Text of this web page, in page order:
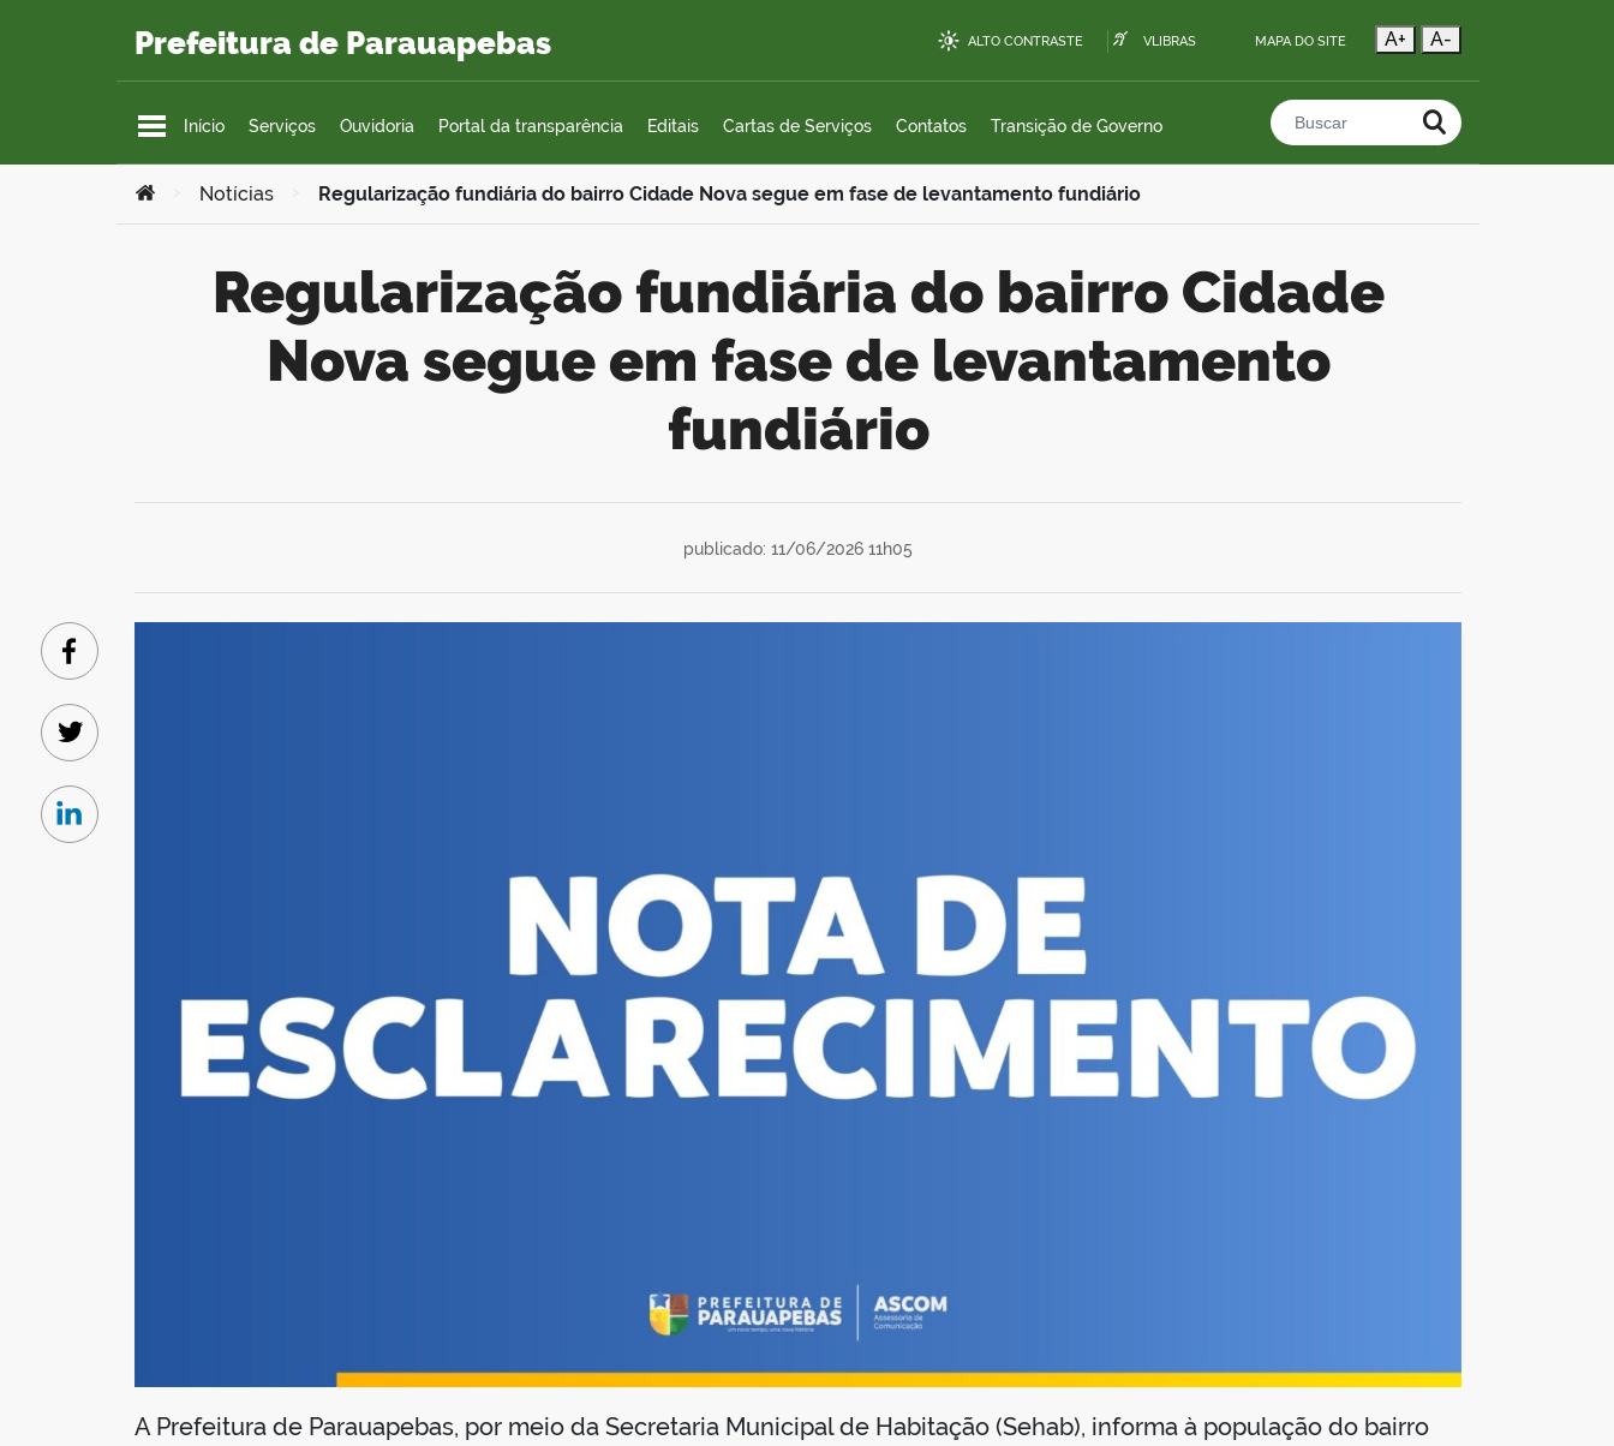
Prefeitura de Parauapebas ALTO CONTRASTE VLIBRAS MAPA DO SITE A+ A-
Início Serviços Ouvidoria Portal da transparência Editais Cartas de Serviços Contatos Transição de Governo Buscar no portal
Você está aqui:
Notícias Regularização fundiária do bairro Cidade Nova segue em fase de levantamento fundiário
Regularização fundiária do bairro Cidade
Nova segue em fase de levantamento
fundiário
publicado: 11/06/2026 11h05
A Prefeitura de Parauapebas, por meio da Secretaria Municipal de Habitação (Sehab), informa à população do bairro
Facebook
Twitter
Linkedin